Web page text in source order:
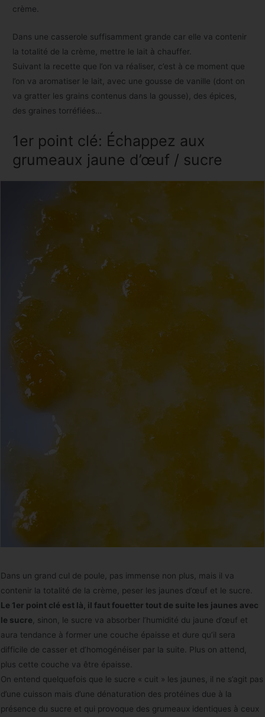
crème.
Dans une casserole suffisamment grande car elle va contenir
la totalité de la crème, mettre le lait à chauffer.
Suivant la recette que l’on va réaliser, c’est à ce moment que
l’on va aromatiser le lait, avec une gousse de vanille (dont on
va gratter les grains contenus dans la gousse), des épices,
des graines torréfiées…
1er point clé: Échappez aux
grumeaux jaune d’œuf / sucre
Dans un grand cul de poule, pas immense non plus, mais il va
contenir la totalité de la crème, peser les jaunes d’œuf et le sucre.
Le 1er point clé est là, il faut fouetter tout de suite les jaunes avec
le sucre , sinon, le sucre va absorber l’humidité du jaune d’œuf et
aura tendance à former une couche épaisse et dure qu’il sera
difficile de casser et d’homogénéiser par la suite. Plus on attend,
plus cette couche va être épaisse.
On entend quelquefois que le sucre « cuit » les jaunes, il ne s’agit pas
d’une cuisson mais d’une dénaturation des protéines due à la
présence du sucre et qui provoque des grumeaux identiques à ceux